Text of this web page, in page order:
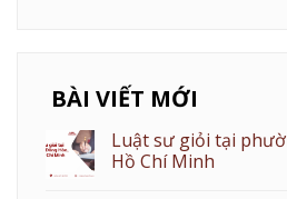
BÀI VIẾT MỚI
Luật sư giỏi tại
Hồ Chí Minh